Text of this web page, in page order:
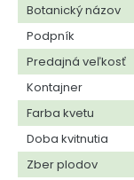
Botanický názov
Podpník
Predajná veľkosť
Kontajner
Farba kvetu
Doba kvitnutia
Zber plodov